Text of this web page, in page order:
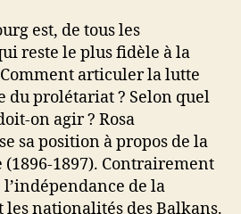
est, de tous les
reste le plus fidèle à la
articuler la lutte
du prolétariat ? Selon quel
on agir ? Rosa
sa position à propos de la
1897). Contrairement
de la
les nationalités des Balkans.